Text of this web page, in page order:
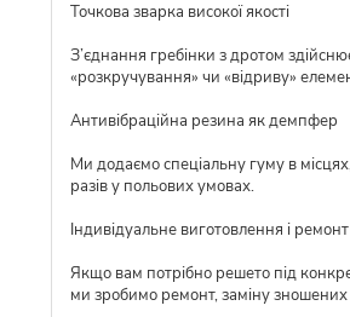
Точкова зварка високої якості
З’єднання гребінки з дротом
«розкручування» чи «відриву»
Антивібраційна резина як демпфер
Ми додаємо спеціальну гуму в
разів у польових умовах.
Індивідуальне виготовлення і ремонт
Якщо вам потрібно решето під
ми зробимо ремонт, заміну зношених